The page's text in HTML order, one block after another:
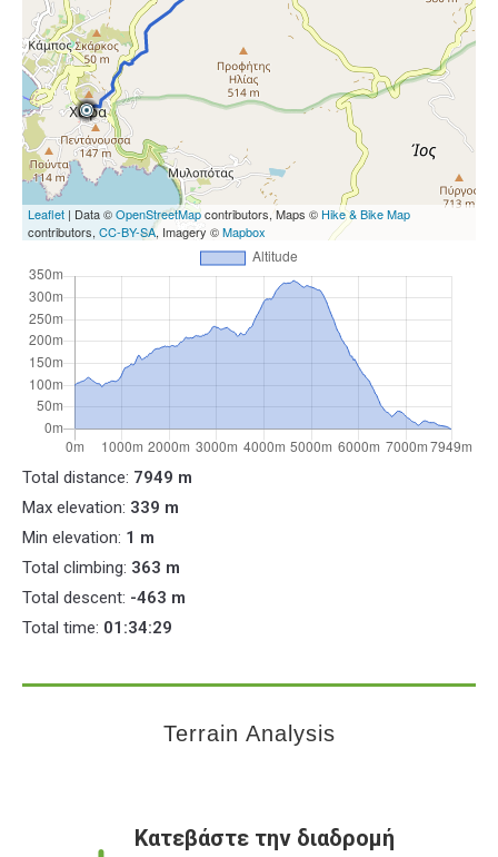
Leaflet | Data ©OpenStreetMapcontributors, Maps © Hike & Bike Map
contributors, CC-BY-SA, Imagery ©Mapbox
Total distance: 7949 m
Max elevation: 339 m
Min elevation: 1 m
Total climbing: 363 m
Total descent: -463 m
Total time: 01:34:29
Terrain Analysis
Κατεβάστε την διαδρομή